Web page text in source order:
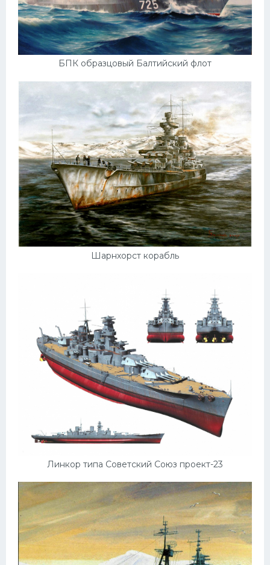
БПК образцовый Балтийский флот
Шарнхорст корабль
Линкор типа Советский Союз проект-23